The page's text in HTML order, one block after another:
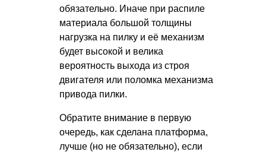
обязательно. Иначе при распиле
материала большой толщины
нагрузка на пилку и её механизм
будет высокой и велика
вероятность выхода из строя
двигателя или поломка механизма
привода пилки.
Обратите внимание в первую
очередь, как сделана платформа,
лучше (но не обязательно), если